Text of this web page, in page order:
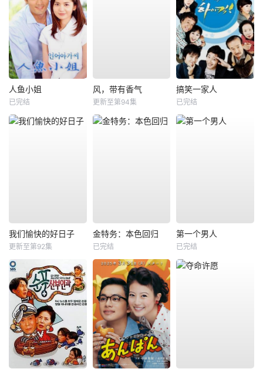
人鱼小姐
已完结
风，带有香气
更新至第94集
搞笑一家人
已完结
我们愉快的好日子
更新至第92集
金特务：本色回归
已完结
第一个男人
已完结